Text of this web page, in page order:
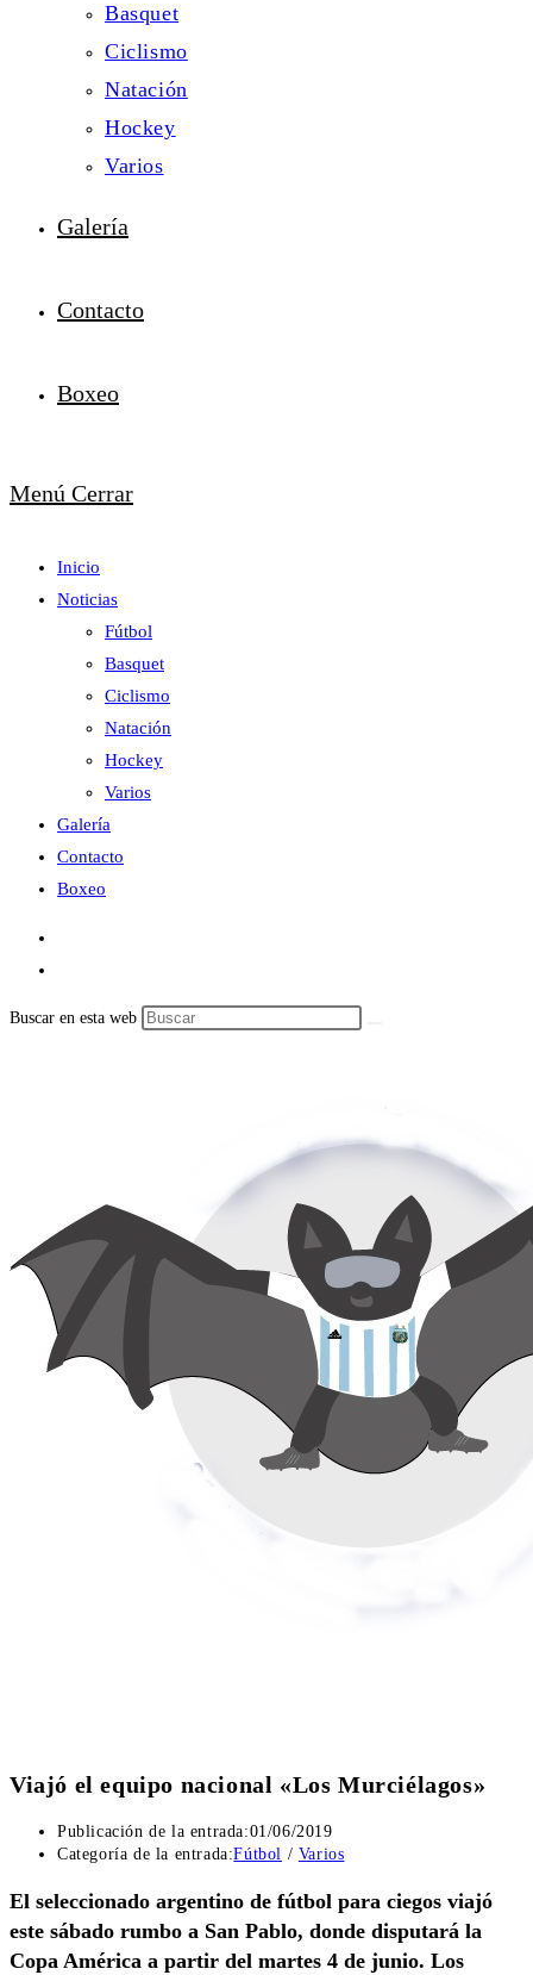
Basquet
Ciclismo
Natación
Hockey
Varios
Galería
Contacto
Boxeo
Menú Cerrar
Inicio
Noticias
Fútbol
Basquet
Ciclismo
Natación
Hockey
Varios
Galería
Contacto
Boxeo
Buscar en esta web
Viajó el equipo nacional «Los Murciélagos»
Publicación de la entrada:01/06/2019
Categoría de la entrada:Fútbol / Varios
El seleccionado argentino de fútbol para ciegos viajó
este sábado rumbo a San Pablo, donde disputará la
Copa América a partir del martes 4 de junio. Los